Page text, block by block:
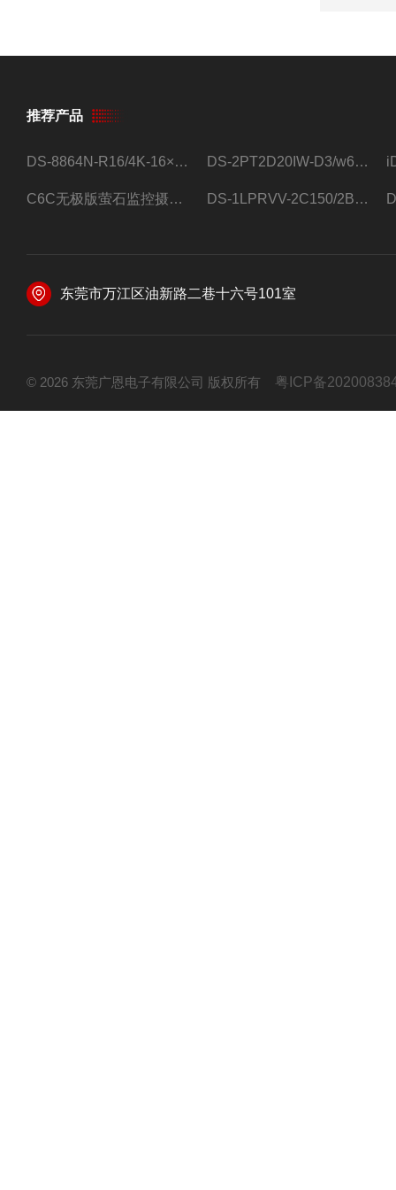
推荐产品
DS-8864N-R16/4K-16×4T/希捷16盘位录像机 DS-2PT2D20IW-D3/w64路高清硬盘录像机
C6C无极版萤石监控摄像头 DS-1LPRVV-2C150/2B监控室外夜视高清电源线护套线200米/卷
东莞市万江区油新路二巷十六号101室
© 2026 东莞广恩电子有限公司 版权所有 粤ICP备